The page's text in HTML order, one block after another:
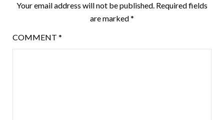
Your email address will not be published. Required fields
are marked*
COMMENT *